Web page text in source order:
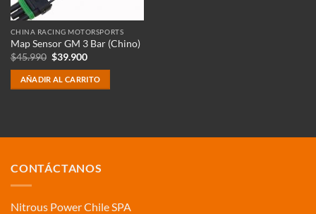
CHINA RACING MOTORSPORTS
Map Sensor GM 3 Bar (Chino)
$45.990 El
original
era:
$45.990.
$39.900El
actual
es:
$39.900.
AÑADIR AL CARRITO
CONTÁCTANOS
Nitrous Power Chile SPA